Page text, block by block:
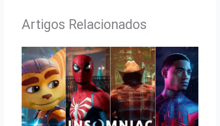
Artigos Relacionados